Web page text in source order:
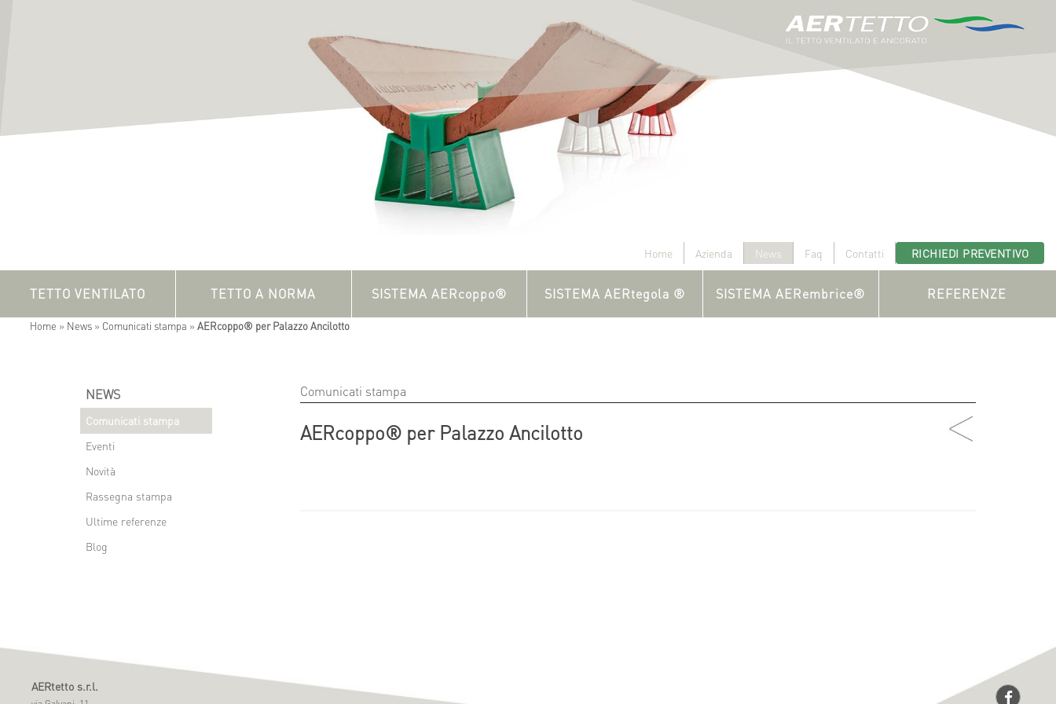
Home Azienda News Faq Contatti RICHIEDI PREVENTIVO
TETTO VENTILATO TETTO A NORMA SISTEMA AERcoppo® SISTEMA AERtegola ® SISTEMA AERembrice® REFERENZE
Home » News » Comunicati stampa » AERcoppo® per Palazzo Ancilotto
Comunicati stampa
AERcoppo® per Palazzo Ancilotto
NEWS
Comunicati stampa
Eventi
Novità
Rassegna stampa
Ultime referenze
Blog
AERtetto s.r.l.